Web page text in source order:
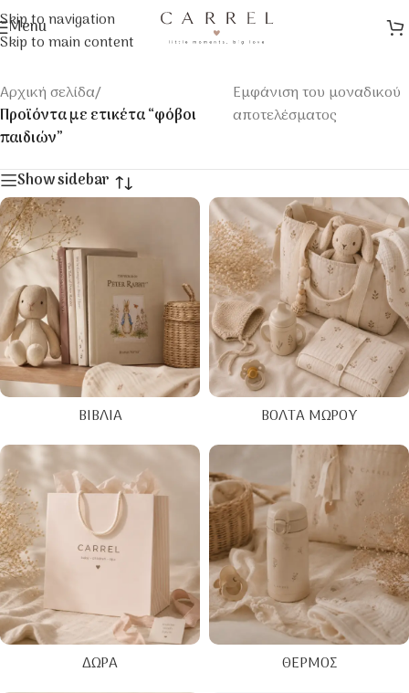
Skip to navigation
Skip to main content
Menu
Αρχική σελίδα/
Προϊόντα με ετικέτα “φόβοι
παιδιών”
Εμφάνιση του μοναδικού
αποτελέσματος
Show sidebar
ΒΙΒΛΊΑ ΒΌΛΤΑ ΜΩΡΟΎ
ΔΏΡΑ ΘΕΡΜΌΣ